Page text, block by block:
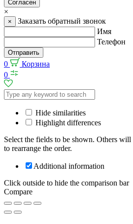
Согласен
×
×
Заказать обратный звонок
Имя
Телефон
Отправить
0
Корзина
0
Hide similarities
Highlight differences
Select the fields to be shown. Others
to rearrange the order.
Additional information
Click outside to hide the comparison bar
Compare